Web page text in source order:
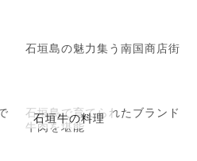
石垣島の魅力集う南国商店街
石垣牛の料理
石垣島で育てられたブランド
牛肉を堪能